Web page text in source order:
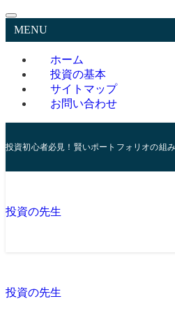
MENU
ホーム
投資の基本
サイトマップ
お問い合わせ
投資初心者必見！賢いポートフォリオの組
投資の先生
投資の先生